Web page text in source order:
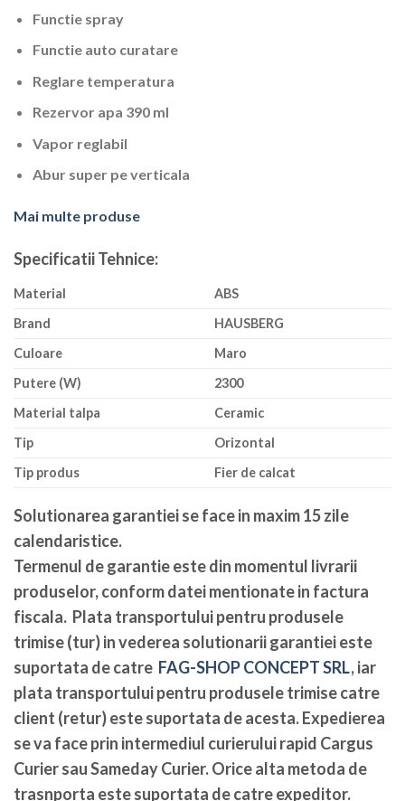
Functie spray
Functie auto curatare
Reglare temperatura
Rezervor apa 390 ml
Vapor reglabil
Abur super pe verticala
Mai multe produse
Specificatii Tehnice:
Material
ABS
Brand
HAUSBERG
Culoare
Maro
Putere (W)
2300
Material talpa
Ceramic
Tip
Orizontal
Tip produs
Fier de calcat
Solutionarea garantiei se face in maxim 15 zile
calendaristice.
Termenul de garantie este din momentul livrarii
produselor, conform datei mentionate in factura
fiscala. Plata transportului pentru produsele
trimise (tur) in vederea solutionarii garantiei este
suportata de catre FAG-SHOP CONCEPT SRL, iar
plata transportului pentru produsele trimise catre
client (retur) este suportata de acesta. Expedierea
se va face prin intermediul curierului rapid Cargus
Curier sau Sameday Curier. Orice alta metoda de
trasnporta este suportata de catre expeditor.